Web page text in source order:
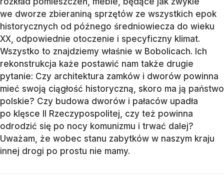
we dworze zbieraniną sprzętów ze wszystkich epok
historycznych od późnego średniowiecza do wieku
XX, odpowiednie otoczenie i specyficzny klimat.
Wszystko to znajdziemy właśnie w Bobolicach. Ich
rekonstrukcja każe postawić nam także drugie
pytanie: Czy architektura zamków i dworów powinna
mieć swoją ciągłość historyczną, skoro ma ją państwo
polskie? Czy budowa dworów i pałaców upadła
po klęsce II Rzeczypospolitej, czy też powinna
odrodzić się po nocy komunizmu i trwać dalej?
Uważam, że wobec stanu zabytków w naszym kraju
innej drogi po prostu nie mamy.